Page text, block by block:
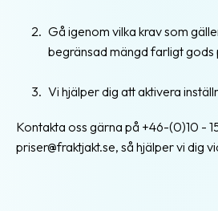
(LQ)
Beräkna
frakt
Frakthandlingar
Gå igenom vilka krav som
begränsad mängd farligt gods
Vi hjälper dig att aktivera
Kontakta oss gärna på +46-(0)10 -
priser@fraktjakt.se, så hjälper vi dig